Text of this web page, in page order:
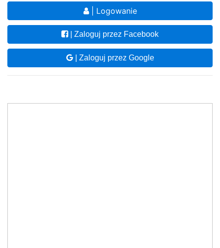
| Logowanie
| Zaloguj przez Facebook
| Zaloguj przez Google